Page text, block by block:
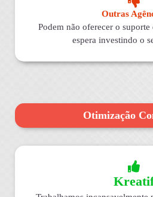
Outras
Podem não oferecer o
espera investindo o
Otimização